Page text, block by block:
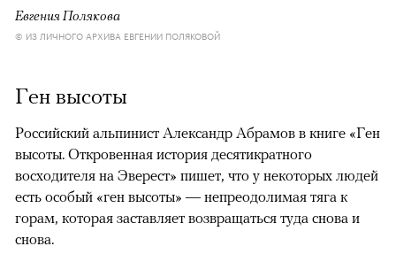
Евгения Полякова
© ИЗ ЛИЧНОГО АРХИВА ЕВГЕНИИ ПОЛЯКОВОЙ
Ген высоты
Российский альпинист Александр Абрамов в книге «Ген
высоты. Откровенная история десятикратного
восходителя на Эверест» пишет, что у некоторых людей
есть особый «ген высоты» — непреодолимая тяга к
горам, которая заставляет возвращаться туда снова и
снова.